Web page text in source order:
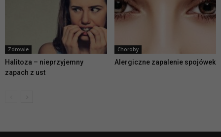
Zdrowie
Halitoza – nieprzyjemny
zapach z ust
Choroby
Alergiczne zapalenie spojówek